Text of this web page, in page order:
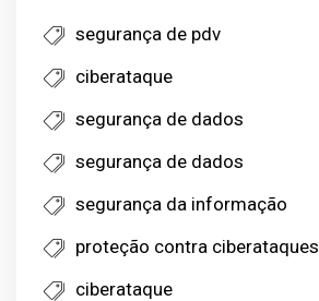
segurança de pdv
ciberataque
segurança de dados
segurança de dados
segurança da informação
proteção contra ciberataques
ciberataque